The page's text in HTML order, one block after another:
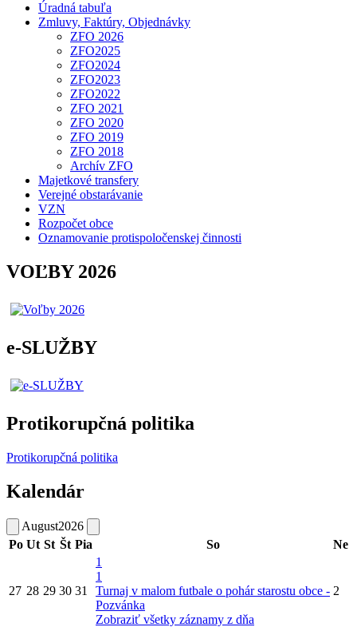
Úradná tabuľa
Zmluvy, Faktúry, Objednávky
ZFO 2026
ZFO2025
ZFO2024
ZFO2023
ZFO2022
ZFO 2021
ZFO 2020
ZFO 2019
ZFO 2018
Archív ZFO
Majetkové transfery
Verejné obstarávanie
VZN
Rozpočet obce
Oznamovanie protispoločenskej činnosti
VOĽBY 2026
e-SLUŽBY
Protikorupčná politika
Protikorupčná politika
Kalendár
August2026
Po Ut St Št Pia So Ne
27 28 29 30 31
1
1
Turnaj v malom futbale o pohár starostu obce -
Pozvánka
Zobraziť všetky záznamy z dňa
2